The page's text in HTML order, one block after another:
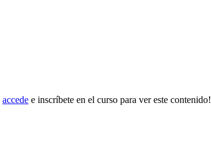
accede e inscríbete en el curso para ver este contenido!